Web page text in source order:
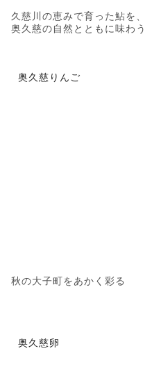
久慈川の恵みで育った鮎を、
奥久慈の自然とともに味わう
奥久慈りんご
秋の大子町をあかく彩る
奥久慈卵